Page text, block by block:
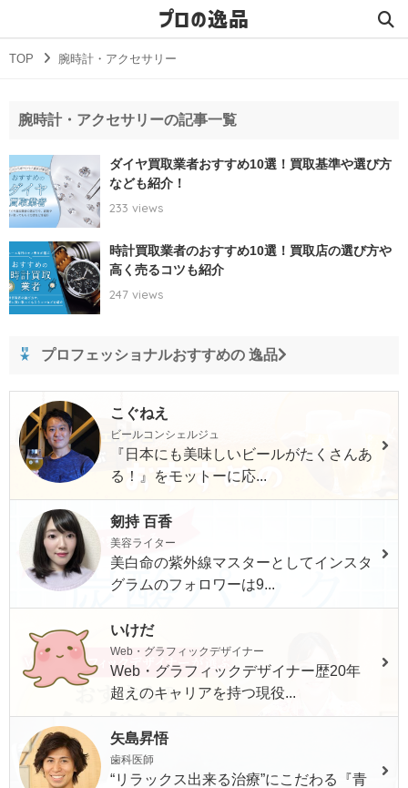
プロの逸品
TOP 腕時計・アクセサリー
腕時計・アクセサリーの記事一覧
ダイヤ買取業者おすすめ10選！買取基準や選び方
なども紹介！
233 views
時計買取業者のおすすめ10選！買取店の選び方や
高く売るコツも紹介
247 views
プロフェッショナルおすすめの 逸品
こぐねえ
ビールコンシェルジュ
『日本にも美味しいビールがたくさんあ
る！』をモットーに応...
剱持 百香
美容ライター
美白命の紫外線マスターとしてインスタ
グラムのフォロワーは9...
いけだ
Web・グラフィックデザイナー
Web・グラフィックデザイナー歴20年
超えのキャリアを持つ現役...
矢島昇悟
歯科医師
“リラックス出来る治療”にこだわる『青